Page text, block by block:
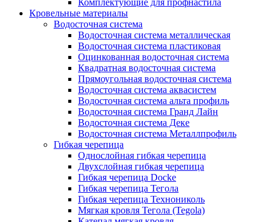
Комплектующие для профнастила
Кровельные материалы
Водосточная система
Водосточная система металлическая
Водосточная система пластиковая
Оцинкованная водосточная система
Квадратная водосточная система
Прямоугольная водосточная система
Водосточная система аквасистем
Водосточная система альта профиль
Водосточная система Гранд Лайн
Водосточная система Деке
Водосточная система Металлпрофиль
Гибкая черепица
Однослойная гибкая черепица
Двухслойная гибкая черепица
Гибкая черепица Docke
Гибкая черепица Тегола
Гибкая черепица Технониколь
Мягкая кровля Тегола (Tegola)